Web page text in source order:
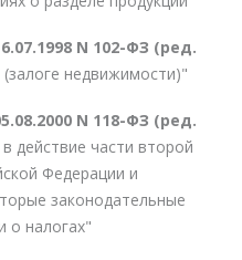
N 102-ФЗ (ред.
недвижимости)"
N 118-ФЗ (ред.
действие части второй
Федерации и
законодательные
о налогах"